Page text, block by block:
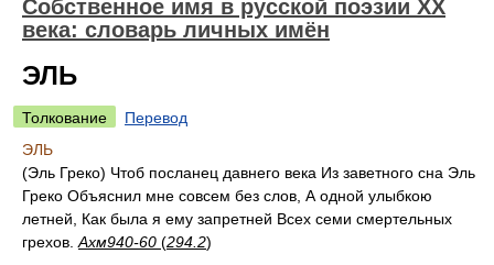
Собственное имя в русской поэзии XX
века: словарь личных имён
ЭЛЬ
Толкование
Перевод
ЭЛЬ
(Эль Греко) Чтоб посланец давнего века Из заветного сна Эль
Греко Объяснил мне совсем без слов, А одной улыбкою
летней, Как была я ему запретней Всех семи смертельных
грехов. Ахм940-60 (294.2)